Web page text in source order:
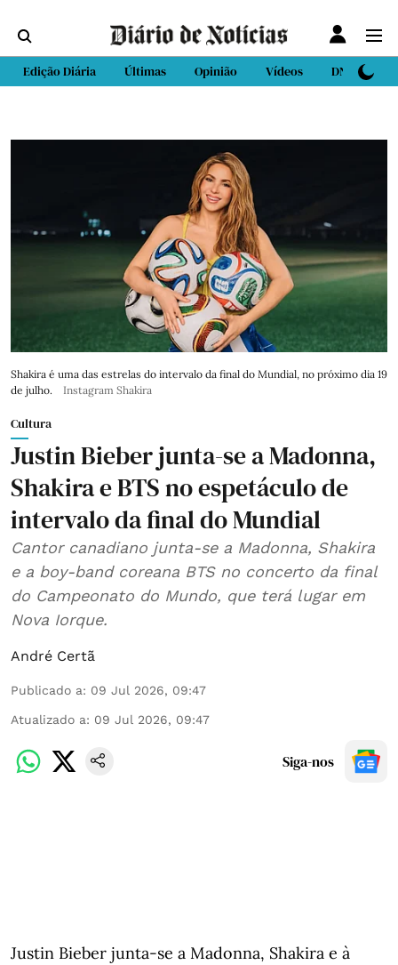
Edição Diária Últimas Opinião Vídeos DN Sport
Shakira é uma das estrelas do intervalo da final do Mundial, no próximo dia 19
de julho.
Instagram Shakira
Cultura
Justin Bieber junta-se a Madonna,
Shakira e BTS no espetáculo de
intervalo da final do Mundial
Cantor canadiano junta-se a Madonna, Shakira
e a boy-band coreana BTS no concerto da final
do Campeonato do Mundo, que terá lugar em
Nova Iorque.
André Certã
Publicado a: 09 Jul 2026, 09:47
Atualizado a: 09 Jul 2026, 09:47
Siga-nos
Justin Bieber junta-se a Madonna, Shakira e à